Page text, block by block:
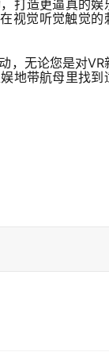
打造更逼真的娱
视觉听觉触觉的
，无论您是对VR
地带航母里找到